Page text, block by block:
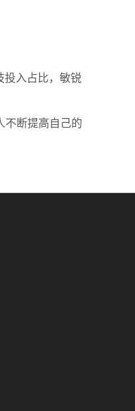
投入占比，敏锐
不断提高自己的